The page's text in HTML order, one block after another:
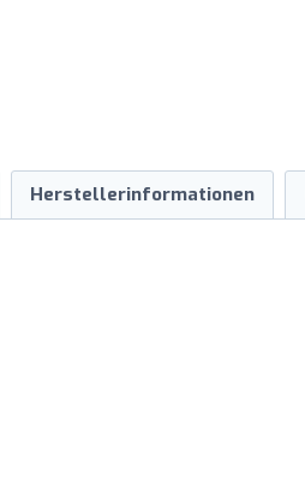
Herstellerinformationen